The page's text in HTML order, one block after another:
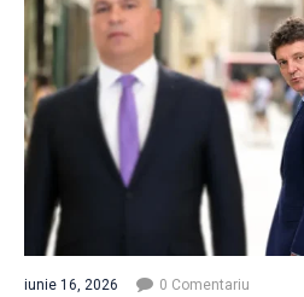
iunie 16, 2026 0 Comentariu